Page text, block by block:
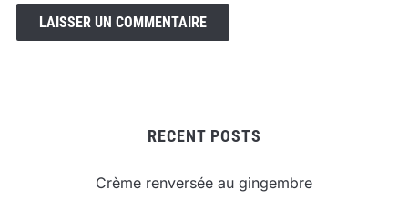
RECENT POSTS
Crème renversée au gingembre